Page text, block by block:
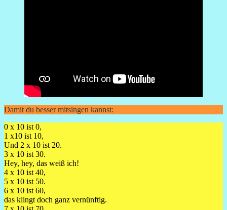
Damit du besser mitsingen kannst:
0 x 10 ist 0,
1 x10 ist 10,
Und 2 x 10 ist 20.
3 x 10 ist 30.
Hey, hey, das weiß ich!
4 x 10 ist 40,
5 x 10 ist 50.
6 x 10 ist 60,
das klingt doch ganz vernünftig.